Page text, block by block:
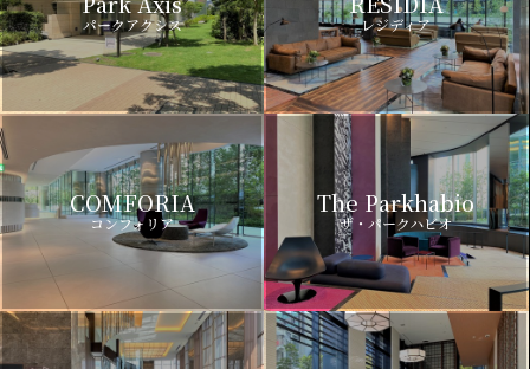
パークアクシス レジディア
COMFORIA
コンフォリア
The Parkhabio
ザ・パークハビオ